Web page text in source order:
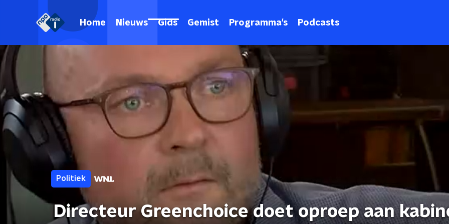
Home Nieuws Gids Gemist Programma's Podcasts
Politiek
Directeur Greenchoice doet oproep aan